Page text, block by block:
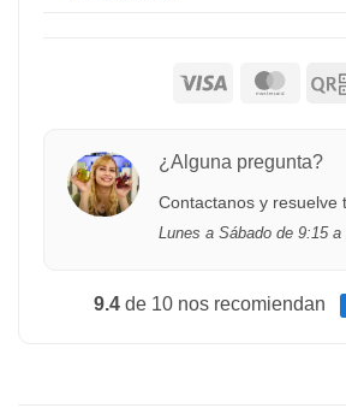
¿Alguna pregunta?
Contactanos y resuelve
Lunes a Sábado de 9:15 a
9.4de 10 nos recomiendan